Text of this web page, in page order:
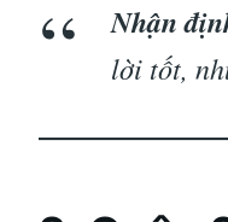
Nhận
lời tốt,